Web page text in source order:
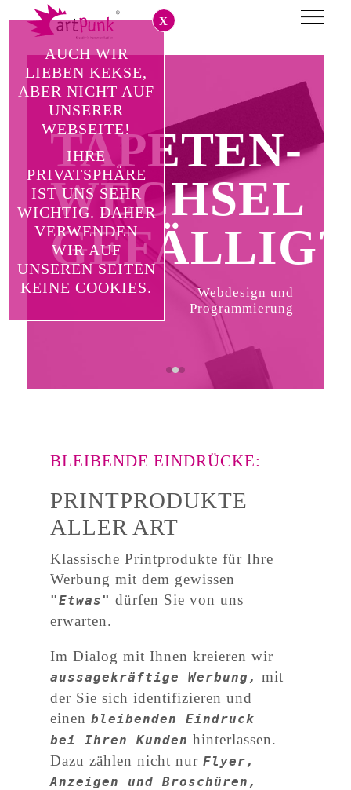
X
AUCH WIR
LIEBEN KEKSE,
ABER NICHT AUF
UNSERER
WEBSEITE!
IHRE
PRIVATSPHÄRE
IST UNS SEHR
WICHTIG. DAHER
VERWENDEN
WIR AUF
UNSEREN SEITEN
KEINE COOKIES.
LUST AUF
WAS
NEUES?
Frischer Wind für
Ihre Werbung
BLEIBENDE EINDRÜCKE:
PRINTPRODUKTE
ALLER ART
Klassische Printprodukte für Ihre
Werbung mit dem gewissen
"Etwas" dürfen Sie von uns
erwarten.
Im Dialog mit Ihnen kreieren wir
aussagekräftige Werbung,
mit
der Sie sich identifizieren und
einen bleibenden Eindruck
bei Ihren Kunden hinterlassen.
Dazu zählen nicht nur Flyer,
Anzeigen und Broschüren,